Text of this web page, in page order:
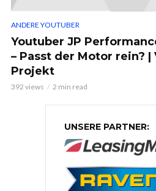
ANDERE YOUTUBER
Youtuber JP
– Passt der Motor rein? |
Projekt
392 views 2 min read
UNSERE PARTNER: